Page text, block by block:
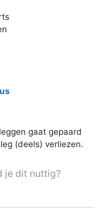
gaat gepaard
(deels) verliezen.
je dit nuttig?